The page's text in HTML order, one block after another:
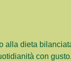
alla dieta
con gusto.